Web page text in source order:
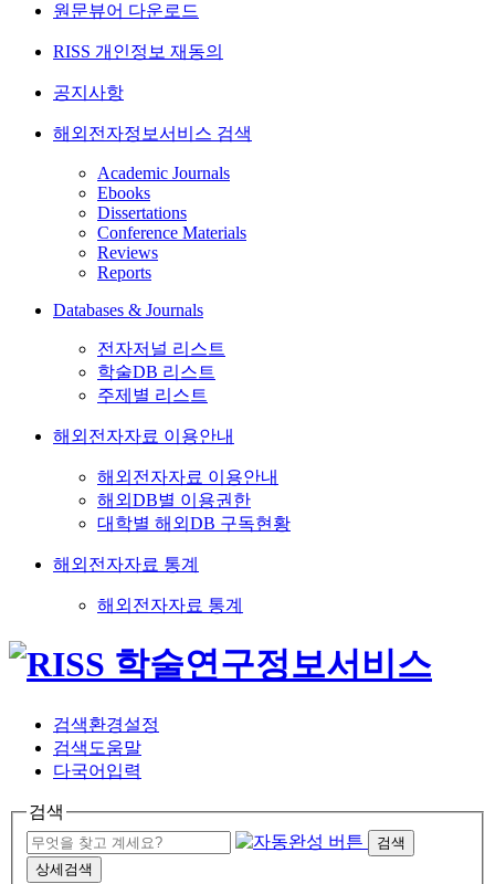
원문뷰어 다운로드
RISS 개인정보 재동의
공지사항
해외전자정보서비스 검색
Academic Journals
Ebooks
Dissertations
Conference Materials
Reviews
Reports
Databases & Journals
전자저널 리스트
학술DB 리스트
주제별 리스트
해외전자자료 이용안내
해외전자자료 이용안내
해외DB별 이용권한
대학별 해외DB 구독현황
해외전자자료 통계
해외전자자료 통계
검색환경설정
검색도움말
다국어입력
검색
검색
상세검색